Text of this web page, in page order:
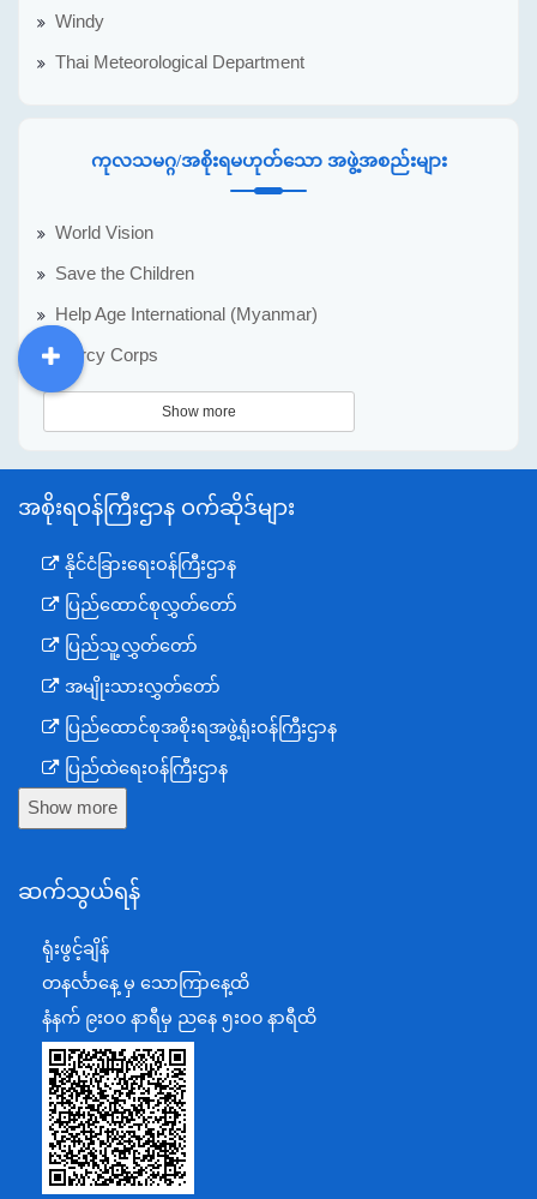
Windy
Thai Meteorological Department
ကုလသမဂ္ဂ/အစိုးရမဟုတ်သော အဖွဲ့အစည်းများ
World Vision
Save the Children
Help Age International (Myanmar)
Mercy Corps
Show more
အစိုးရဝန်ကြီးဌာန ဝက်ဆိုဒ်များ
နိုင်ငံခြားရေးဝန်ကြီးဌာန
ပြည်ထောင်စုလွှတ်တော်
ပြည်သူ့လွှတ်တော်
အမျိုးသားလွှတ်တော်
ပြည်ထောင်စုအစိုးရအဖွဲ့ရုံးဝန်ကြီးဌာန
ပြည်ထဲရေးဝန်ကြီးဌာန
ကာကွယ်ရေးဝန်ကြီးဌာန
စီမံကိန်း၊ဘဏ္ဍာရေးနှင့်စက်မှုဝန်ကြီးဌာန
ရင်းနှီးမြှုပ်နှံမှုနှင့် နိုင်ငံခြားစီးပွားဆက်သွယ်ရေးဝန်ကြီးဌာန
အပြည်ပြည်ဆိုင်ရာပူးပေါင်းဆောင်ရွက်ရေးဝန်ကြီးဌာန
ပြန်ကြားရေးဝန်ကြီးဌာန
သာသနာရေးနှင့် ယဉ်ကျေးမှုဝန်ကြီးဌာန
စိုက်ပျိုးရေး၊မွေးမြူရေးနှင့်ဆည်မြောင်းဝန်ကြီးဌာန
ပို့ဆောင်ရေးနှင့်ဆက်သွယ်ရေးဝန်ကြီးဌာန
သယံဇာတနှင့်ပတ်ဝန်းကျင်ထိန်းသိမ်းရေးဝန်ကြီးဌာန
Show more
ဆက်သွယ်ရန်
ရုံးဖွင့်ချိန်
တနင်္လာနေ့ မှ သောကြာနေ့ထိ
နံနက် ၉းဝ၀ နာရီမှ ညနေ ၅းဝ၀ နာရီထိ